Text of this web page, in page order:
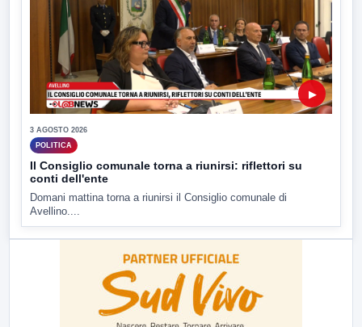
▶
3 AGOSTO 2026
POLITICA
Il Consiglio comunale torna a riunirsi: riflettori su
conti dell'ente
Domani mattina torna a riunirsi il Consiglio comunale di
Avellino....